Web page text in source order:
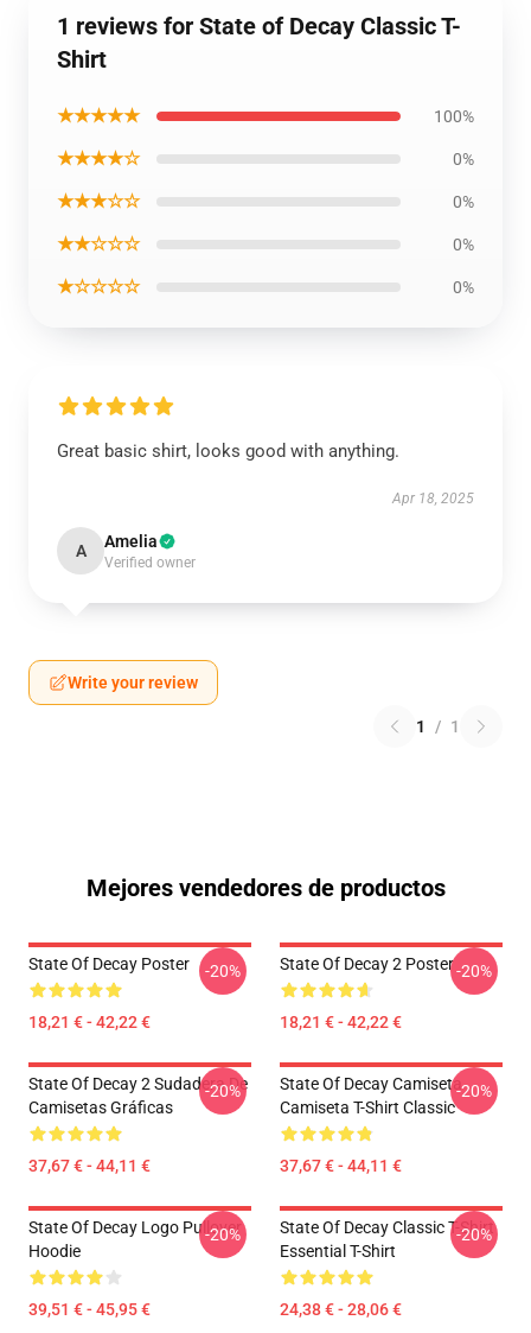
1 reviews for State of Decay Classic T-
Shirt
★★★★★ 100%
★★★★☆ 0%
★★★☆☆ 0%
★★☆☆☆ 0%
★☆☆☆☆ 0%
Great basic shirt, looks good with anything.
Apr 18, 2025
A Amelia
Verified owner
Write your review
1 / 1
Mejores vendedores de productos
State Of Decay Poster
18,21 € - 42,22 €
-20% State Of Decay 2 Poster
18,21 € - 42,22 €
-20%
State Of Decay 2 Sudadera De
Camisetas Gráficas
37,67 € - 44,11 €
-20%
State Of Decay Camiseta
Camiseta T-Shirt Classic
37,67 € - 44,11 €
-20%
State Of Decay Logo Pullover
Hoodie
39,51 € - 45,95 €
-20%
State Of Decay Classic T-Shirt
Essential T-Shirt
24,38 € - 28,06 €
-20%